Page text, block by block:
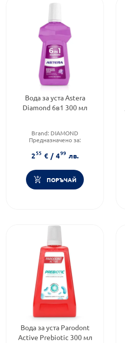
Вода за уста Astera
Diamond 6в1 300 мл
Brand: DIAMOND
Предназначено за:
Приложение:орално
255 € / 499 лв.
ПОРЪЧАЙ
Вода за уста Parodont
Active Prebiotic 300 мл